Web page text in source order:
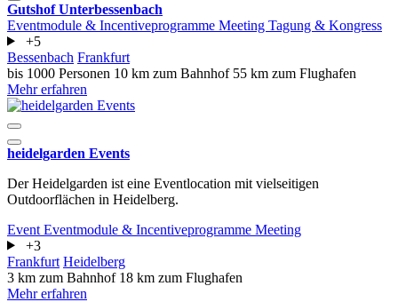
Gutshof Unterbessenbach
Eventmodule & Incentiveprogramme Meeting Tagung & Kongress
+5
Bessenbach Frankfurt
bis 1000 Personen 10 km zum Bahnhof 55 km zum Flughafen
Mehr erfahren
heidelgarden Events
Der Heidelgarden ist eine Eventlocation mit vielseitigen
Outdoorflächen in Heidelberg.
Event Eventmodule & Incentiveprogramme Meeting
+3
Frankfurt Heidelberg
3 km zum Bahnhof 18 km zum Flughafen
Mehr erfahren